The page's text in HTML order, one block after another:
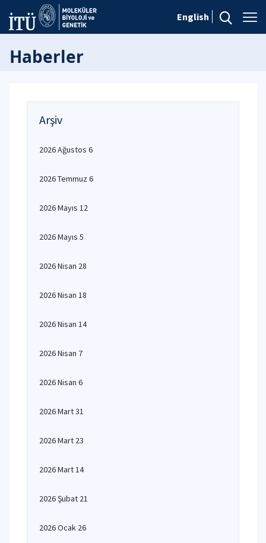
English
Haberler
Arşiv
2026 Ağustos 6
2026 Temmuz 6
2026 Mayıs 12
2026 Mayıs 5
2026 Nisan 28
2026 Nisan 18
2026 Nisan 14
2026 Nisan 7
2026 Nisan 6
2026 Mart 31
2026 Mart 23
2026 Mart 14
2026 Şubat 21
2026 Ocak 26